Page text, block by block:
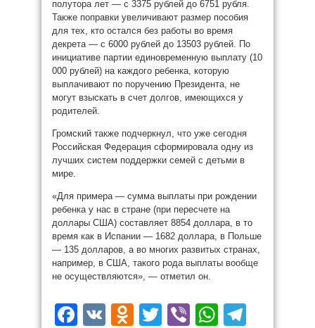
полутора лет — с 3375 рублей до 6751 рубля.
Также поправки увеличивают размер пособия
для тех, кто остался без работы во время
декрета — с 6000 рублей до 13503 рублей. По
инициативе партии единовременную выплату (10
000 рублей) на каждого ребенка, которую
выплачивают по поручению Президента, не
могут взыскать в счет долгов, имеющихся у
родителей.
Громский также подчеркнул, что уже сегодня
Российская Федерация сформировала одну из
лучших систем поддержки семей с детьми в
мире.
«Для примера — сумма выплаты при рождении
ребенка у нас в стране (при пересчете на
доллары США) составляет 8854 доллара, в то
время как в Испании — 1682 доллара, в Польше
— 135 долларов, а во многих развитых странах,
например, в США, такого рода выплаты вообще
не осуществляются», — отметил он.
Facebook
VK Odnoklassniki
Twitter
Viber